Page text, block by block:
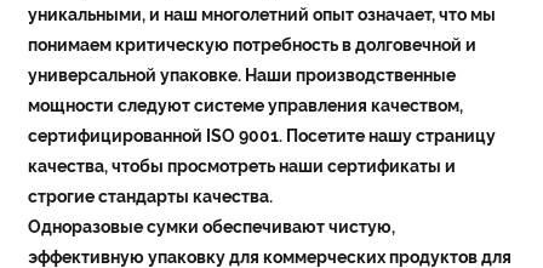
уникальными, и наш многолетний опыт означает, что мы
понимаем критическую потребность в долговечной и
универсальной упаковке. Наши производственные
мощности следуют системе управления качеством,
сертифицированной ISO 9001. Посетите нашу страницу
качества, чтобы просмотреть наши сертификаты и
строгие стандарты качества.
Одноразовые сумки обеспечивают чистую,
эффективную упаковку для коммерческих продуктов для